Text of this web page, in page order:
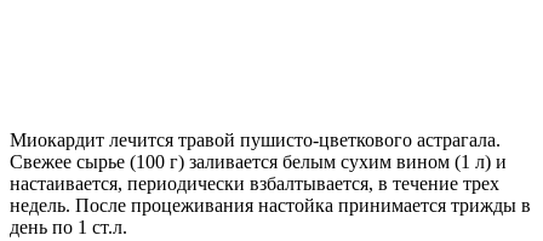
Миокардит лечится травой пушисто-цветкового астрагала.
Свежее сырье (100 г) заливается белым сухим вином (1 л) и
настаивается, периодически взбалтывается, в течение трех
недель. После процеживания настойка принимается трижды в
день по 1 ст.л.